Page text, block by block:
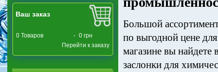
Ваш заказ
0 Товаров - 0 грн
Перейти к заказу
Большой
по выгодной цене
магазине вы
заслонки для